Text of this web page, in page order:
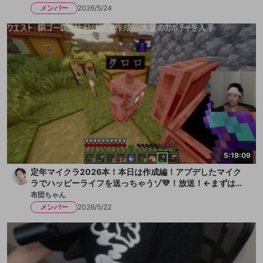
メンバー 2026/5/24
5:19:09
定年マイクラ2026本！本日は作成編！アプデしたマイク
ラでハッピーライフを送っちゃうゾ💛！放送！←まずは水
を一献、そして枇杷ゼリーをちびっと
布団ちゃん
メンバー
2026/5/22